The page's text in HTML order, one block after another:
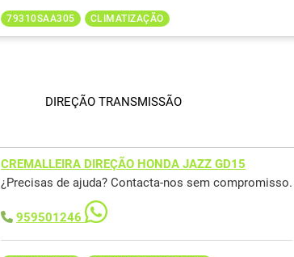
79310SAA305 CLIMATIZAÇÃO
DIREÇÃO TRANSMISSÃO
CREMALLEIRA DIREÇÃO HONDA JAZZ GD15
¿Precisas de ajuda? Contacta-nos sem compromisso.
959501246